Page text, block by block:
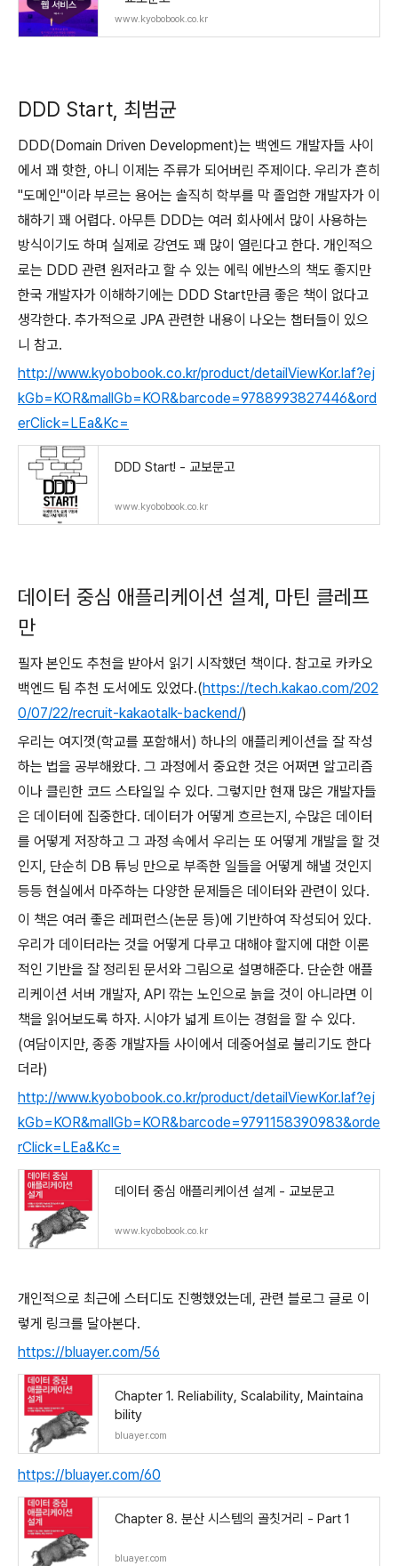
www.kyobobook.co.kr
DDD Start, 최범균
DDD(Domain Driven Development)는 백엔드 개발자들 사이
에서 꽤 핫한, 아니 이제는 주류가 되어버린 주제이다. 우리가 흔히
"도메인"이라 부르는 용어는 솔직히 학부를 막 졸업한 개발자가 이
해하기 꽤 어렵다. 아무튼 DDD는 여러 회사에서 많이 사용하는
방식이기도 하며 실제로 강연도 꽤 많이 열린다고 한다. 개인적으
로는 DDD 관련 원저라고 할 수 있는 에릭 에반스의 책도 좋지만
한국 개발자가 이해하기에는 DDD Start만큼 좋은 책이 없다고
생각한다. 추가적으로 JPA 관련한 내용이 나오는 챕터들이 있으
니 참고.
http://www.kyobobook.co.kr/product/detailViewKor.laf?ej
kGb=KOR&mallGb=KOR&barcode=9788993827446&ord
erClick=LEa&Kc=
DDD Start! - 교보문고
www.kyobobook.co.kr
데이터 중심 애플리케이션 설계, 마틴 클레프
만
필자 본인도 추천을 받아서 읽기 시작했던 책이다. 참고로 카카오
백엔드 팀 추천 도서에도 있었다.(https://tech.kakao.com/202
0/07/22/recruit-kakaotalk-backend/)
우리는 여지껏(학교를 포함해서) 하나의 애플리케이션을 잘 작성
하는 법을 공부해왔다. 그 과정에서 중요한 것은 어쩌면 알고리즘
이나 클린한 코드 스타일일 수 있다. 그렇지만 현재 많은 개발자들
은 데이터에 집중한다. 데이터가 어떻게 흐르는지, 수많은 데이터
를 어떻게 저장하고 그 과정 속에서 우리는 또 어떻게 개발을 할 것
인지, 단순히 DB 튜닝 만으로 부족한 일들을 어떻게 해낼 것인지
등등 현실에서 마주하는 다양한 문제들은 데이터와 관련이 있다.
이 책은 여러 좋은 레퍼런스(논문 등)에 기반하여 작성되어 있다.
우리가 데이터라는 것을 어떻게 다루고 대해야 할지에 대한 이론
적인 기반을 잘 정리된 문서와 그림으로 설명해준다. 단순한 애플
리케이션 서버 개발자, API 깎는 노인으로 늙을 것이 아니라면 이
책을 읽어보도록 하자. 시야가 넓게 트이는 경험을 할 수 있다.
(여담이지만, 종종 개발자들 사이에서 데중어설로 불리기도 한다
더라)
http://www.kyobobook.co.kr/product/detailViewKor.laf?ej
kGb=KOR&mallGb=KOR&barcode=9791158390983&orde
rClick=LEa&Kc=
데이터 중심 애플리케이션 설계 - 교보문고
www.kyobobook.co.kr
개인적으로 최근에 스터디도 진행했었는데, 관련 블로그 글로 이
렇게 링크를 달아본다.
https://bluayer.com/56
Chapter 1. Reliability, Scalability, Maintaina
bility
bluayer.com
https://bluayer.com/60
Chapter 8. 분산 시스템의 골칫거리 - Part 1
bluayer.com